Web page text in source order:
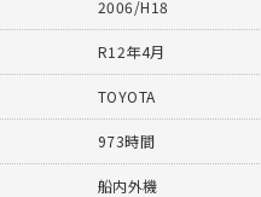
2006/H18
R12年4月
TOYOTA
973時間
船内外機